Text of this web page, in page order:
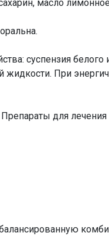
масло
суспензия белого
жидкости. При
Препараты для